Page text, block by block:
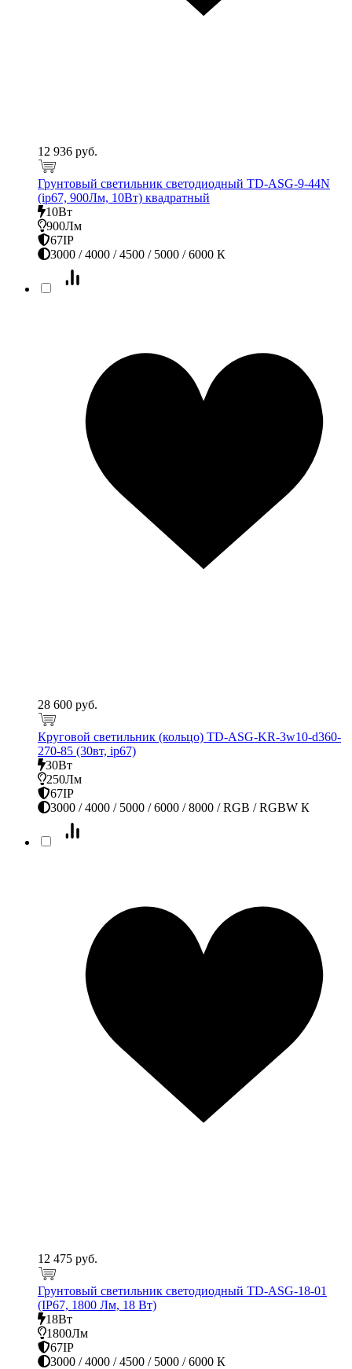
12 936 руб.
Грунтовый светильник светодиодный TD-ASG-9-44N
(ip67, 900Лм, 10Вт) квадратный
10Вт
900Лм
67IP
3000 / 4000 / 4500 / 5000 / 6000 К
28 600 руб.
Круговой светильник (кольцо) TD-ASG-KR-3w10-d360-
270-85 (30вт, ip67)
30Вт
250Лм
67IP
3000 / 4000 / 5000 / 6000 / 8000 / RGB / RGBW К
12 475 руб.
Грунтовый светильник светодиодный TD-ASG-18-01
(IP67, 1800 Лм, 18 Вт)
18Вт
1800Лм
67IP
3000 / 4000 / 4500 / 5000 / 6000 К